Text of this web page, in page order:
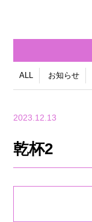
ALL お知らせ
2023.12.13
乾杯2